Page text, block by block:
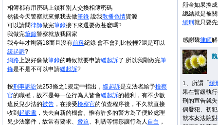
罰金如果換
總結就是被
緩刑 就只要
感謝魏律師
1、所謂「 緩
果在暫緩執
刑的宣告就
偶發犯、初
就本案法院對
相簿都有用密碼上鎖和別人交換相簿密碼
然後今天警察就來抓我去做筆錄 說我散播色情資源
可以請問律師做完筆錄接下來還要做甚麼嗎?
我做完筆錄警察就放我回家
我今年才剛滿18而且沒有前科紀錄 會不會判比較輕?還是可以
緩起訴?
網路上說好像做筆錄的時候就要申請緩起訴了 所以我剛做完筆
錄是不是不可以申請緩起訴?
按刑事訴訟法253條之1規定中指出， 緩起訴是立法者給予檢察
官的職權，故不是每一位行為人皆會緩起訴的權利，有不少數
違反兒少法的被告 ，在接受檢察官的偵查程序後，不久就直接
收到 起訴書 ，失去自新的機會。惟有許多的警方為了便於處理
兒少法案件，故常有要求、 脅迫 、利誘等情形讓行為人 自白 ，